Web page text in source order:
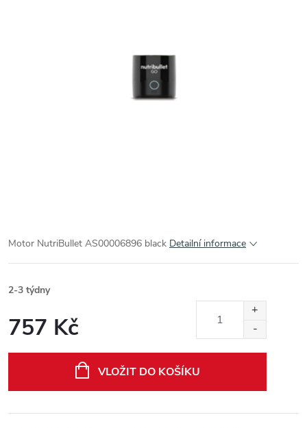
Motor NutriBullet AS00006896 black Detailní informace
2-3 týdny
757 Kč
VLOŽIT DO KOŠÍKU